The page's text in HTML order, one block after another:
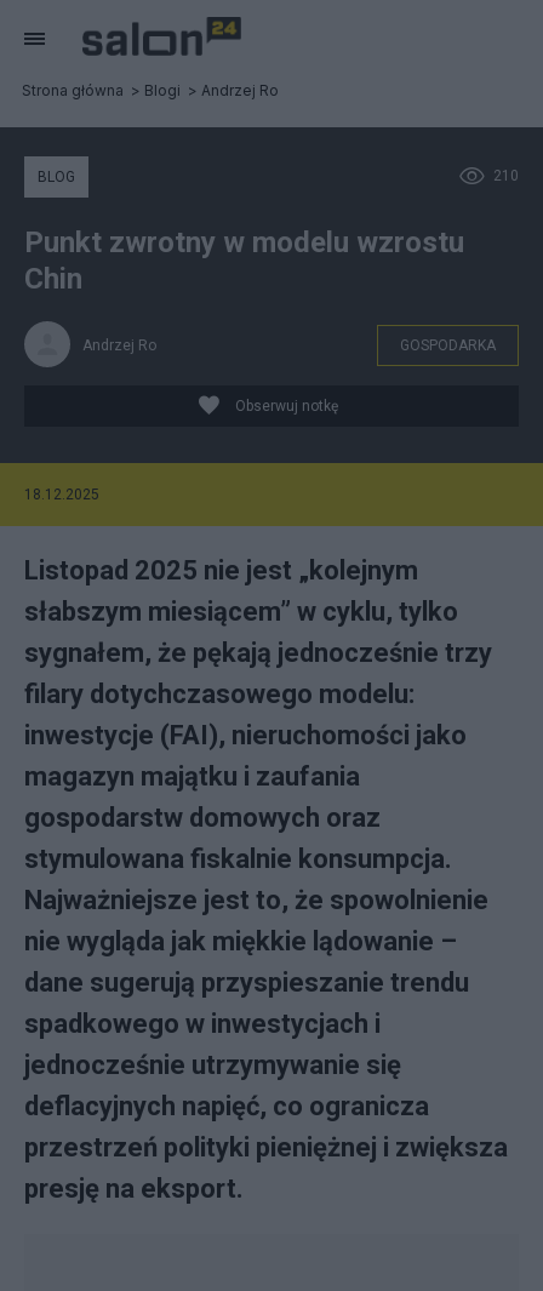
Strona główna Blogi Andrzej Ro
210
BLOG
Punkt zwrotny w modelu wzrostu
Chin
Andrzej Ro GOSPODARKA
Obserwuj notkę
18.12.2025
Listopad 2025 nie jest „kolejnym
słabszym miesiącem” w cyklu, tylko
sygnałem, że pękają jednocześnie trzy
filary dotychczasowego modelu:
inwestycje (FAI), nieruchomości jako
magazyn majątku i zaufania
gospodarstw domowych oraz
stymulowana fiskalnie konsumpcja.
Najważniejsze jest to, że spowolnienie
nie wygląda jak miękkie lądowanie –
dane sugerują przyspieszanie trendu
spadkowego w inwestycjach i
jednocześnie utrzymywanie się
deflacyjnych napięć, co ogranicza
przestrzeń polityki pieniężnej i zwiększa
presję na eksport.